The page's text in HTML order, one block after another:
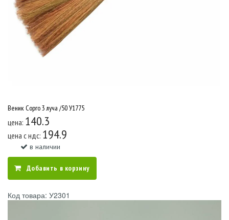
Веник Сорго 3 луча /50 У1775
цена: 140.3
цена c ндс: 194.9
в наличии
Добавить в корзину
Код товара: У2301